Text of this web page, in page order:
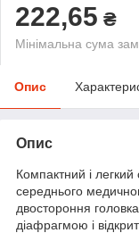
222,65 ₴
Мінімальна сума
Опис
Опис
Компактний і
середнього
двостороння
діафрагмою і